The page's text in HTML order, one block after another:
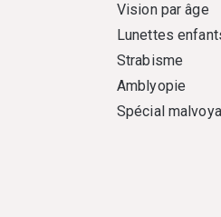
Vision par âge
Lunettes
Strabisme
Amblyopie
Spécial